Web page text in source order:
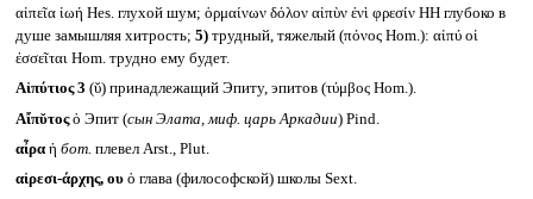
αἰπεῖα ἰωή Hes. глухой шум; ὁρμαίνων δόλον αἰπὺν ἐνὶ φρεσίν HH глубоко в
душе замышляя хитрость; 5)трудный, тяжелый (πόνος Hom.): αἰπύ οἱ
ἐσσεῖται Hom. трудно ему будет.
Αἰπύτιος 3 (ῠ) принадлежащий Эпиту, эпитов (τύμβος Hom.).
Αἴπῠτοςὁ Эпит (сын Элата, миф. царь Аркадии) Pind.
αἶρα ἡ бот. плевел Arst., Plut.
αἱρεσι-άρχης, ουὁ глава (философской) школы Sext.